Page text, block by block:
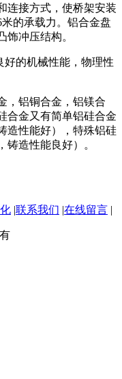
连接方式，使桥架安装
米的承载力。铝合金盘
冲压结构。
好的机械性能，物理性
，铝铜合金，铝镁合
合金又有简单铝硅合金
造性能好），特殊铝硅
造性能良好）。
|联系我们 |在线留言 |